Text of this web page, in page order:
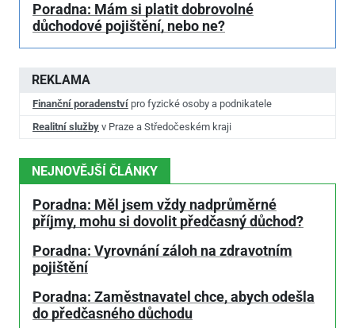
REKLAMA
Finanční poradenství pro fyzické osoby a podnikatele
Realitní služby v Praze a Středočeském kraji
NEJNOVĚJŠÍ ČLÁNKY
Poradna: Měl jsem vždy nadprůměrné
příjmy, mohu si dovolit předčasný důchod?
Poradna: Vyrovnání záloh na zdravotním
pojištění
Poradna: Zaměstnavatel chce, abych odešla
do předčasného důchodu
Poradna: Mám si platit dobrovolné
důchodové pojištění, nebo ne?